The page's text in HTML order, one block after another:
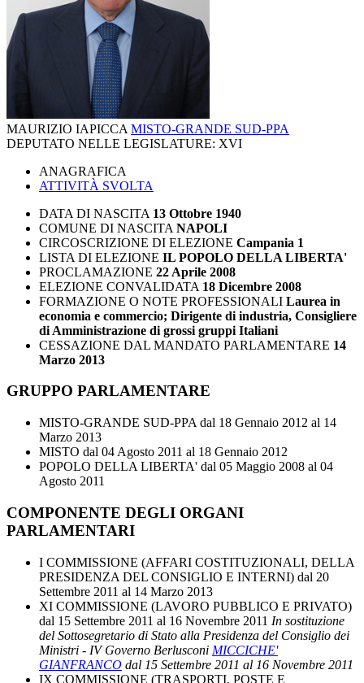
MAURIZIO IAPICCA MISTO-GRANDE SUD-PPA
DEPUTATO NELLE LEGISLATURE: XVI
ANAGRAFICA
ATTIVITÀ SVOLTA
DATA DI NASCITA 13 Ottobre 1940
COMUNE DI NASCITA NAPOLI
CIRCOSCRIZIONE DI ELEZIONE Campania 1
LISTA DI ELEZIONE IL POPOLO DELLA LIBERTA'
PROCLAMAZIONE 22 Aprile 2008
ELEZIONE CONVALIDATA 18 Dicembre 2008
FORMAZIONE O NOTE PROFESSIONALI Laurea in
economia e commercio; Dirigente di industria, Consigliere
di Amministrazione di grossi gruppi Italiani
CESSAZIONE DAL MANDATO PARLAMENTARE 14
Marzo 2013
GRUPPO PARLAMENTARE
MISTO-GRANDE SUD-PPA dal 18 Gennaio 2012 al 14
Marzo 2013
MISTO dal 04 Agosto 2011 al 18 Gennaio 2012
POPOLO DELLA LIBERTA' dal 05 Maggio 2008 al 04
Agosto 2011
COMPONENTE DEGLI ORGANI
PARLAMENTARI
I COMMISSIONE (AFFARI COSTITUZIONALI, DELLA
PRESIDENZA DEL CONSIGLIO E INTERNI) dal 20
Settembre 2011 al 14 Marzo 2013
XI COMMISSIONE (LAVORO PUBBLICO E PRIVATO)
dal 15 Settembre 2011 al 16 Novembre 2011 In sostituzione
del Sottosegretario di Stato alla Presidenza del Consiglio dei
Ministri - IV Governo Berlusconi MICCICHE'
GIANFRANCO dal 15 Settembre 2011 al 16 Novembre 2011
IX COMMISSIONE (TRASPORTI, POSTE E